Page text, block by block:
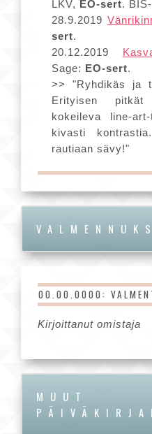
LKV,
EO-sert.
28.9.2019
sert.
20.12.2019
Sage:
EO-sert.
>> "Ryhdikäs ja
Erityisen pitkät
kokeileva line-
kivasti
rautiaan sävy!"
00.00.0000:
Kirjoittanut omistaja
MUUT